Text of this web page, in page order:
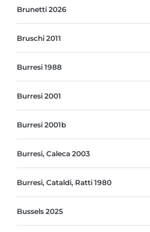
Brunetti 2026
Bruschi 2011
Burresi 1988
Burresi 2001
Burresi 2001b
Burresi, Caleca 2003
Burresi, Cataldi, Ratti 1980
Bussels 2025